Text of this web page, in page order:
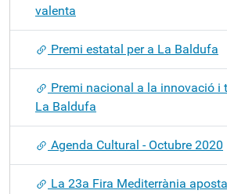
valenta
Premi estatal per a La Baldufa
Premi nacional a la innovació i
La Baldufa
Agenda Cultural - Octubre 2020
La 23a Fira Mediterrània